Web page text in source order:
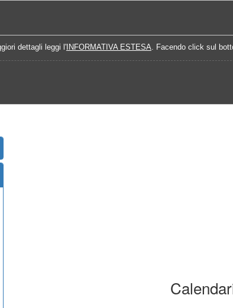
dettagli leggi l' INFORMATIVA ESTESA. Facendo click sul
2025-2026 Calendario